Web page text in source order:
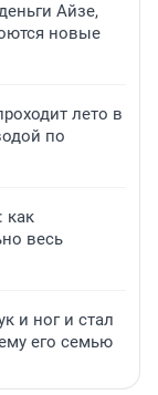
Айзе,
новые
лето в
по
как
весь
и ног и стал
его семью